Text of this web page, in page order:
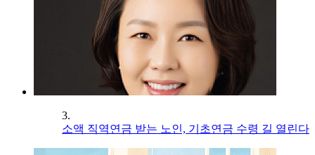
3.
소액 직역연금 받는 노인, 기초연금 수령 길 열린다